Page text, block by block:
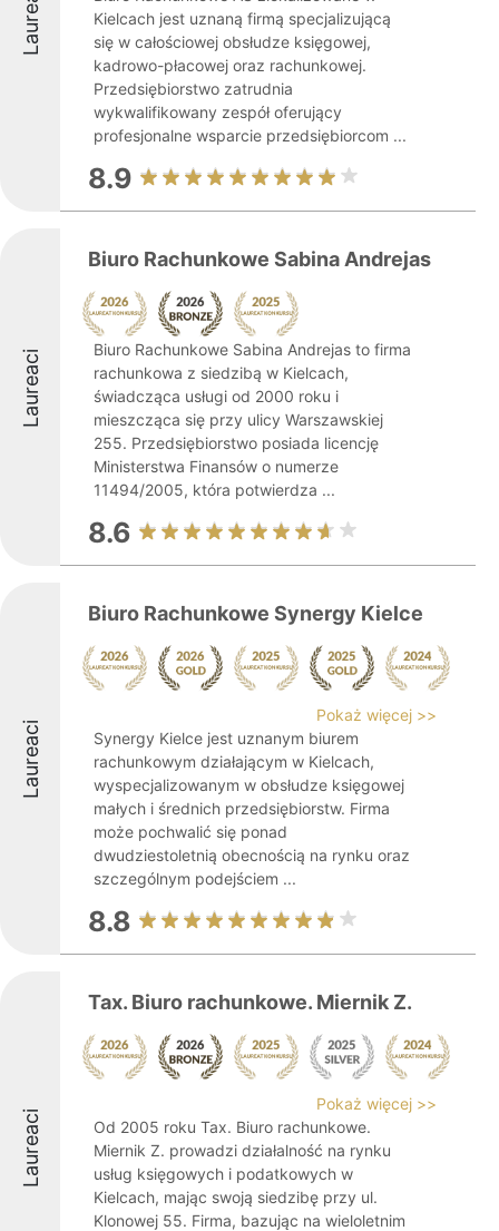
Laureaci
Kielcach jest uznaną firmą specjalizującą
się w całościowej obsłudze księgowej,
kadrowo-płacowej oraz rachunkowej.
Przedsiębiorstwo zatrudnia
wykwalifikowany zespół oferujący
profesjonalne wsparcie przedsiębiorcom ...
8.9
Laureaci
Biuro Rachunkowe Sabina Andrejas
Biuro Rachunkowe Sabina Andrejas to firma
rachunkowa z siedzibą w Kielcach,
świadcząca usługi od 2000 roku i
mieszcząca się przy ulicy Warszawskiej
255. Przedsiębiorstwo posiada licencję
Ministerstwa Finansów o numerze
11494/2005, która potwierdza ...
8.6
Laureaci
Biuro Rachunkowe Synergy Kielce
Pokaż więcej >>
Synergy Kielce jest uznanym biurem
rachunkowym działającym w Kielcach,
wyspecjalizowanym w obsłudze księgowej
małych i średnich przedsiębiorstw. Firma
może pochwalić się ponad
dwudziestoletnią obecnością na rynku oraz
szczególnym podejściem ...
8.8
Laureaci
Tax. Biuro rachunkowe. Miernik Z.
Pokaż więcej >>
Od 2005 roku Tax. Biuro rachunkowe.
Miernik Z. prowadzi działalność na rynku
usług księgowych i podatkowych w
Kielcach, mając swoją siedzibę przy ul.
Klonowej 55. Firma, bazując na wieloletnim